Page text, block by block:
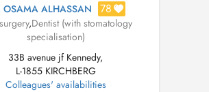
OSAMA ALHASSAN 78
,Dentist (with stomatology
specialisation)
33B avenue jf Kennedy,
L-1855 KIRCHBERG
Colleagues' availabilities